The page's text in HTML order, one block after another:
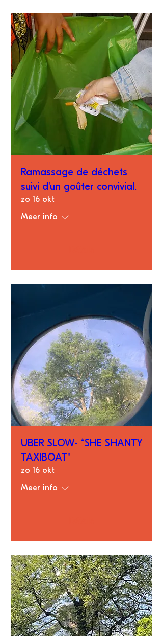
Ramassage de déchets
suivi d'un goûter convivial.
zo 16 okt
Meer info
UBER SLOW- “SHE SHANTY
TAXIBOAT"
zo 16 okt
Meer info